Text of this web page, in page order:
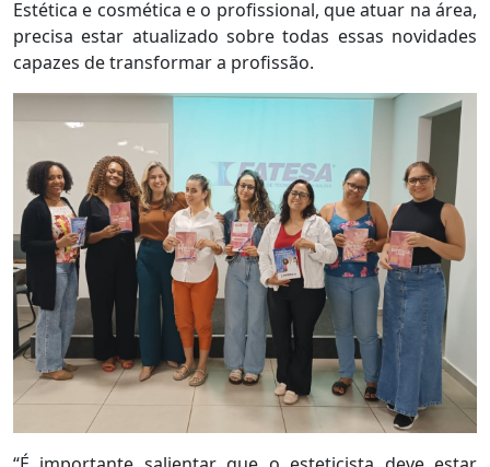
Estética e cosmética e o profissional, que atuar na área,
precisa estar atualizado sobre todas essas novidades
capazes de transformar a profissão.